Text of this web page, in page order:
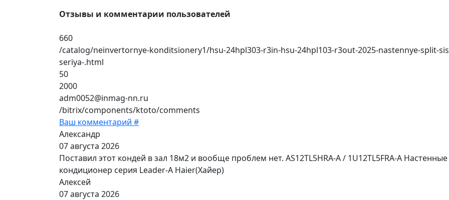
Отзывы и комментарии пользователей
660
/catalog/neinvertornye-konditsionery1/hsu-24hpl303-r3in-hsu-24hpl103-r3out-2025-nastennye-split-
seriya-.html
50
2000
adm0052@inmag-nn.ru
/bitrix/components/ktoto/comments
Ваш комментарий #
Александр
07 августа 2026
Поставил этот кондей в зал 18м2 и вообще проблем нет. AS12TL5HRA-A / 1U12TL5FRA-A
кондиционер серия Leader-A Haier(Хайер)
Алексей
07 августа 2026